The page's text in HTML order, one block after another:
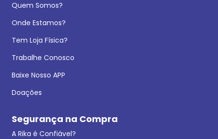
Quem Somos?
Onde Estamos?
Tem Loja Física?
Trabalhe Conosco
Baixe Nosso APP
Doações
Segurança na Compra
A Rika é Confiável?